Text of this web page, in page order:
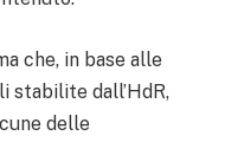
che, in base alle
stabilite dall’HdR,
delle